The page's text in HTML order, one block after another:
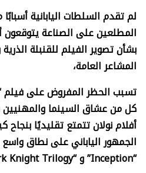
لم تقدم السلطات اليابانية
المطلعين على الصناعة
بشأن تصوير الفيلم للقنبلة
المشاعر العامة،
تسبب الحظر المفروض على فيلم
كل من عشاق السينما
أفلام نولان تتمتع تقليديًا بنجاح
الجمهور الياباني على نطاق
“
Inception” و “Knight Trilogy”.